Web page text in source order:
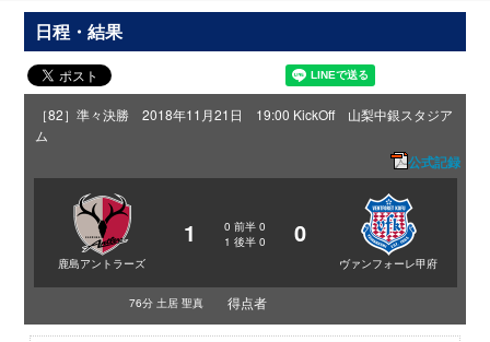
日程・結果
［82］準々決勝 2018年11月21日 19:00 KickOff 山梨中銀スタジア
ム
公式記録
鹿島アントラーズ
1 0 前半 0
1 後半 0 0
ヴァンフォーレ甲府
76分 土居 聖真 得点者